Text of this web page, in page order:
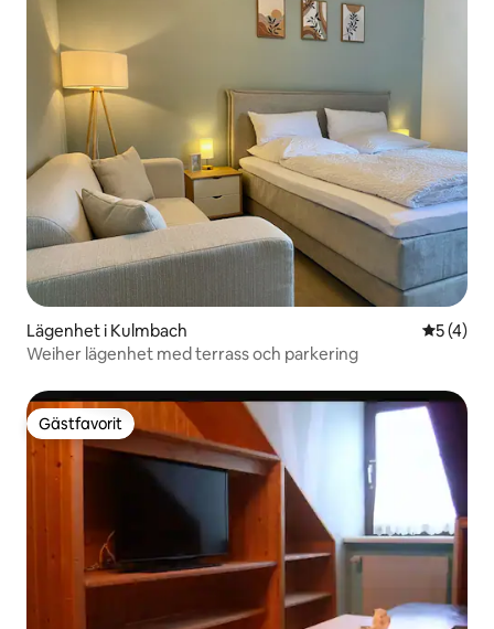
Lägenhet i Kulmbach 5 av 5 i
5 (4)
Weiher lägenhet med terrass och parkering
Gästfavorit
Gästfavorit